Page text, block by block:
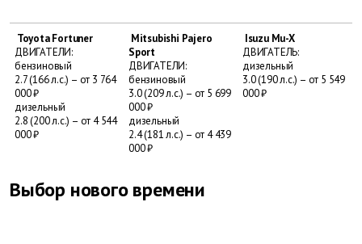
Toyota Fortuner
ДВИГАТЕЛИ:
бензиновый
2.7 (166 л.с.) – от 3 764
000 ₽
дизельный
2.8 (200 л.с.) – от 4 544
000 ₽
Mitsubishi Pajero
Sport
ДВИГАТЕЛИ:
бензиновый
3.0 (209 л.с.) – от 5 699
000 ₽
дизельный
2.4 (181 л.с.) – от 4 439
000 ₽
Isuzu Mu-X
ДВИГАТЕЛЬ:
дизельный
3.0 (190 л.с.) – от 5 549
000 ₽
Выбор нового времени